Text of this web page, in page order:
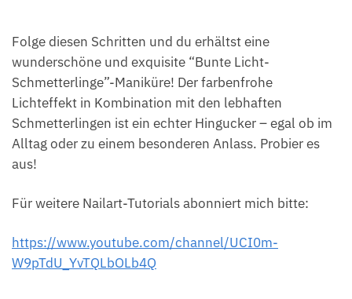
Folge diesen Schritten und du erhältst eine
wunderschöne und exquisite “Bunte Licht-
Schmetterlinge”-Maniküre! Der farbenfrohe
Lichteffekt in Kombination mit den lebhaften
Schmetterlingen ist ein echter Hingucker – egal ob im
Alltag oder zu einem besonderen Anlass. Probier es
aus!
Für weitere Nailart-Tutorials abonniert mich bitte:
https://www.youtube.com/channel/UCI0m-
W9pTdU_YvTQLbOLb4Q